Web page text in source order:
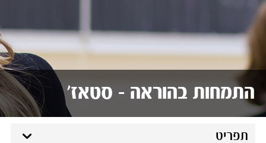
התמחות בהוראה - סטאז'
תפריט